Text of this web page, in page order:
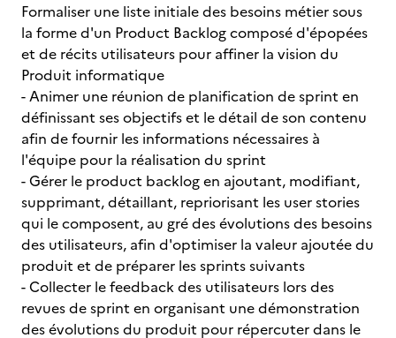
Formaliser une liste initiale des besoins métier sous
la forme d'un Product Backlog composé d'épopées
et de récits utilisateurs pour affiner la vision du
Produit informatique
- Animer une réunion de planification de sprint en
définissant ses objectifs et le détail de son contenu
afin de fournir les informations nécessaires à
l'équipe pour la réalisation du sprint
- Gérer le product backlog en ajoutant, modifiant,
supprimant, détaillant, repriorisant les user stories
qui le composent, au gré des évolutions des besoins
des utilisateurs, afin d'optimiser la valeur ajoutée du
produit et de préparer les sprints suivants
- Collecter le feedback des utilisateurs lors des
revues de sprint en organisant une démonstration
des évolutions du produit pour répercuter dans le